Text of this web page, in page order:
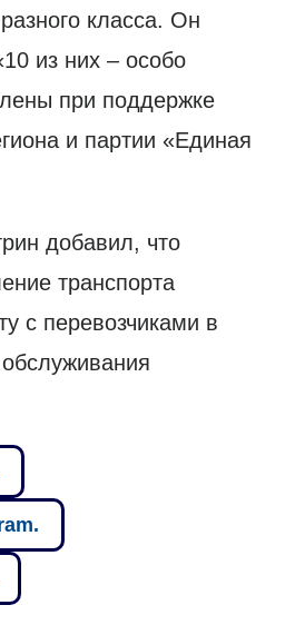
класса. Он
из них – особо
при поддержке
и партии «Единая
добавил, что
транспорта
с перевозчиками в